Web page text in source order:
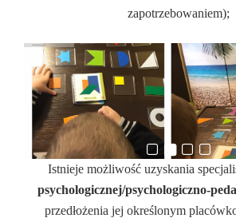
zapotrzebowaniem);
Istnieje możliwość uzyskania
psychologicznej/psychologiczno-
przedłożenia jej określonym